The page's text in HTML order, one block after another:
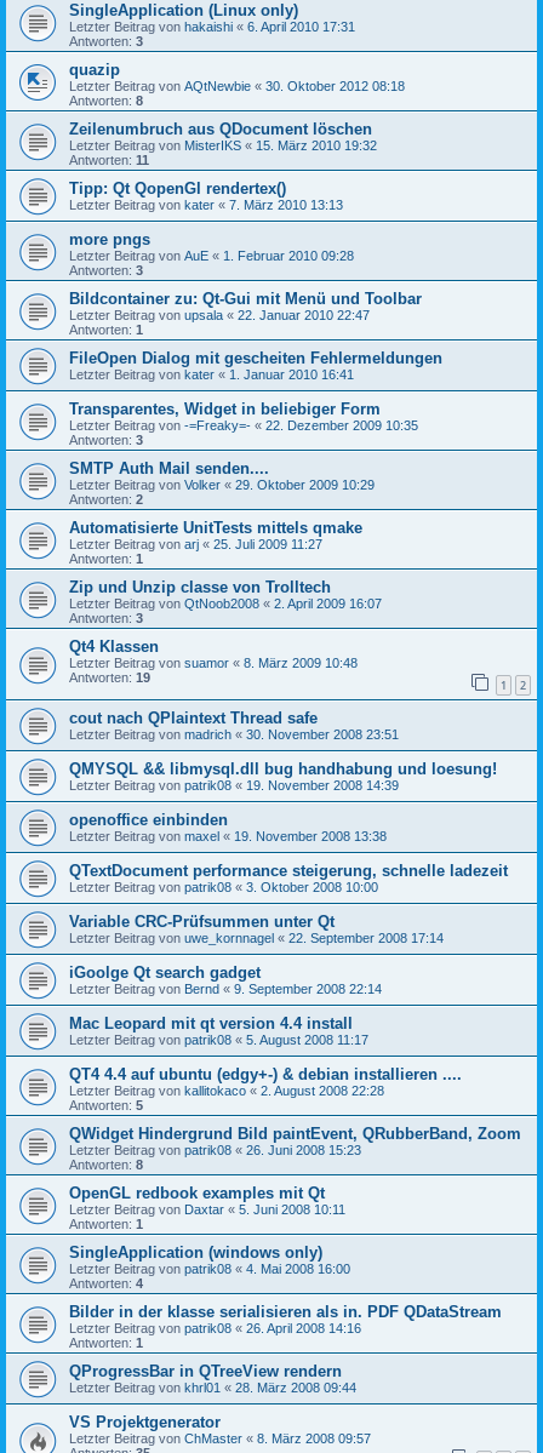
SingleApplication (Linux only)
Letzter Beitrag von hakaishi « 6. April 2010 17:31
Antworten: 3
quazip
Letzter Beitrag von AQtNewbie « 30. Oktober 2012 08:18
Antworten: 8
Zeilenumbruch aus QDocument löschen
Letzter Beitrag von MisterIKS « 15. März 2010 19:32
Antworten: 11
Tipp: Qt QopenGl rendertex()
Letzter Beitrag von kater « 7. März 2010 13:13
more pngs
Letzter Beitrag von AuE « 1. Februar 2010 09:28
Antworten: 3
Bildcontainer zu: Qt-Gui mit Menü und Toolbar
Letzter Beitrag von upsala « 22. Januar 2010 22:47
Antworten: 1
FileOpen Dialog mit gescheiten Fehlermeldungen
Letzter Beitrag von kater « 1. Januar 2010 16:41
Transparentes, Widget in beliebiger Form
Letzter Beitrag von -=Freaky=- « 22. Dezember 2009 10:35
Antworten: 3
SMTP Auth Mail senden....
Letzter Beitrag von Volker « 29. Oktober 2009 10:29
Antworten: 2
Automatisierte UnitTests mittels qmake
Letzter Beitrag von arj « 25. Juli 2009 11:27
Antworten: 1
Zip und Unzip classe von Trolltech
Letzter Beitrag von QtNoob2008 « 2. April 2009 16:07
Antworten: 3
Qt4 Klassen
Letzter Beitrag von suamor « 8. März 2009 10:48
Antworten: 19 1 2
cout nach QPlaintext Thread safe
Letzter Beitrag von madrich « 30. November 2008 23:51
QMYSQL && libmysql.dll bug handhabung und loesung!
Letzter Beitrag von patrik08 « 19. November 2008 14:39
openoffice einbinden
Letzter Beitrag von maxel « 19. November 2008 13:38
QTextDocument performance steigerung, schnelle ladezeit
Letzter Beitrag von patrik08 « 3. Oktober 2008 10:00
Variable CRC-Prüfsummen unter Qt
Letzter Beitrag von uwe_kornnagel « 22. September 2008 17:14
iGoolge Qt search gadget
Letzter Beitrag von Bernd « 9. September 2008 22:14
Mac Leopard mit qt version 4.4 install
Letzter Beitrag von patrik08 « 5. August 2008 11:17
QT4 4.4 auf ubuntu (edgy+-) & debian installieren ....
Letzter Beitrag von kallitokaco « 2. August 2008 22:28
Antworten: 5
QWidget Hindergrund Bild paintEvent, QRubberBand, Zoom
Letzter Beitrag von patrik08 « 26. Juni 2008 15:23
Antworten: 8
OpenGL redbook examples mit Qt
Letzter Beitrag von Daxtar « 5. Juni 2008 10:11
Antworten: 1
SingleApplication (windows only)
Letzter Beitrag von patrik08 « 4. Mai 2008 16:00
Antworten: 4
Bilder in der klasse serialisieren als in. PDF QDataStream
Letzter Beitrag von patrik08 « 26. April 2008 14:16
Antworten: 1
QProgressBar in QTreeView rendern
Letzter Beitrag von khrl01 « 28. März 2008 09:44
VS Projektgenerator
Letzter Beitrag von ChMaster « 8. März 2008 09:57